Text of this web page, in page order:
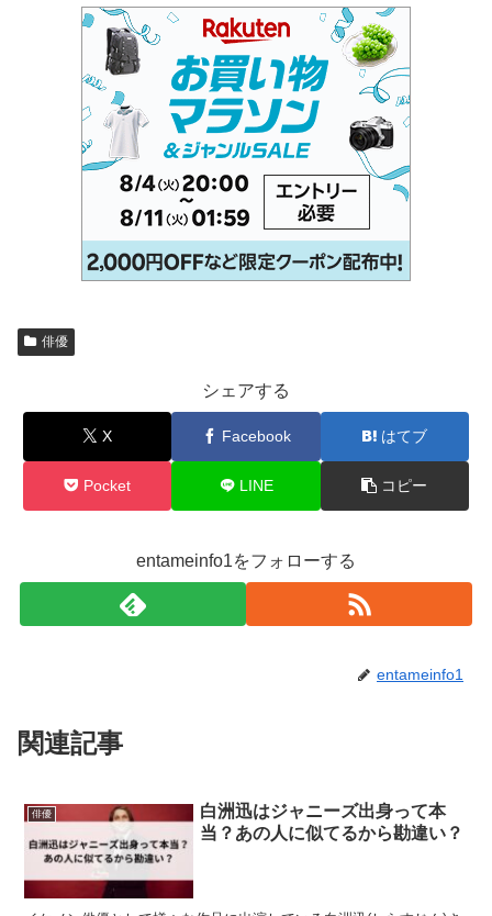
俳優
シェアする
X Facebook はてブ
Pocket LINE コピー
entameinfo1をフォローする
entameinfo1
関連記事
俳優
白洲迅はジャニーズ出身って本
当？あの人に似てるから勘違い？